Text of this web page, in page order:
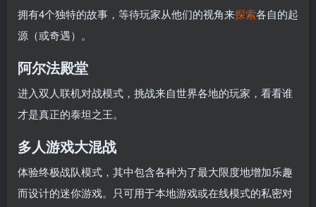
拥有4个独特的故事，等待玩家从他们的视角来探索各自的起
源（或奇遇）。
阿尔法殿堂
进入双人联机对战模式，挑战来自世界各地的玩家，看看谁
才是真正的泰坦之王。
多人游戏大混战
体验终极战队模式，其中包含各种为了最大限度地增加乐趣
而设计的迷你游戏。只可用于本地游戏或在线模式的私密对